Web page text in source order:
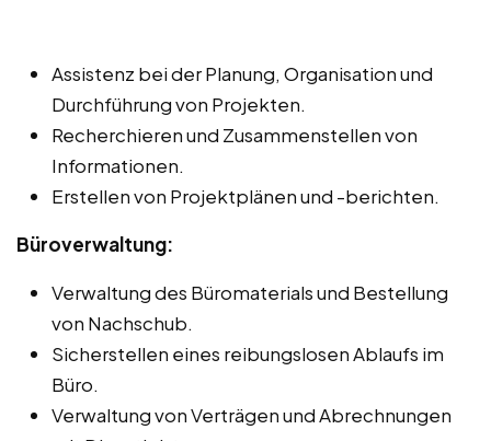
Assistenz bei der Planung, Organisation und
Durchführung von Projekten.
Recherchieren und Zusammenstellen von
Informationen.
Erstellen von Projektplänen und -berichten.
Büroverwaltung:
Verwaltung des Büromaterials und Bestellung
von Nachschub.
Sicherstellen eines reibungslosen Ablaufs im
Büro.
Verwaltung von Verträgen und Abrechnungen